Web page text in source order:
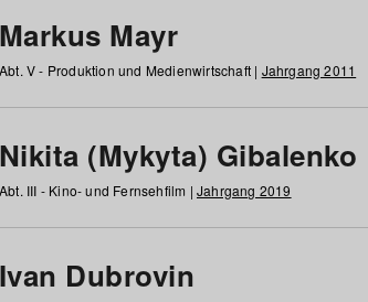
Markus Mayr
Abt. V - Produktion und Medienwirtschaft | Jahrgang 2011
Nikita (Mykyta) Gibalenko
Abt. III - Kino- und Fernsehfilm | Jahrgang 2019
Ivan Dubrovin